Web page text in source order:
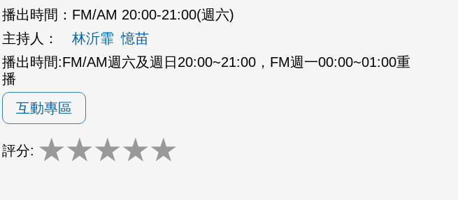
播出時間： FM/AM 20:00-21:00(週六)
主持人：
林沂霏 憶苗
播出時間:FM/AM週六及週日20:00~21:00，FM週一00:00~01:00重
播
互動專區
評分: ★★★★★